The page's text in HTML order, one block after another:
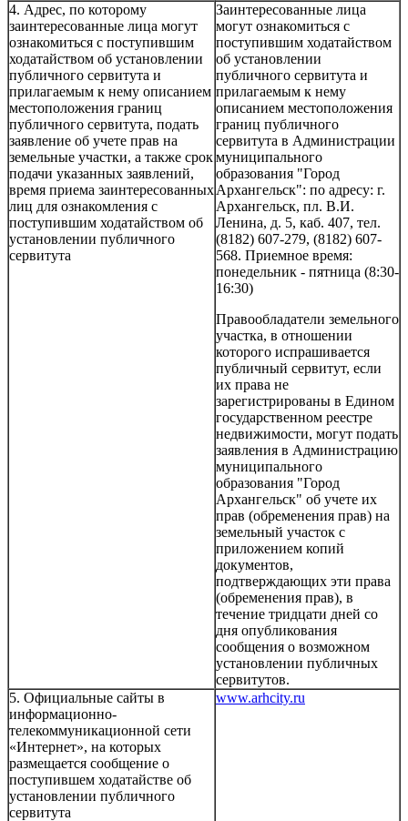
4. Адрес, по которому
заинтересованные лица могут
ознакомиться с поступившим
ходатайством об установлении
публичного сервитута и
прилагаемым к нему описанием
местоположения границ
публичного сервитута, подать
заявление об учете прав на
земельные участки, а также срок
подачи указанных заявлений,
время приема заинтересованных
лиц для ознакомления с
поступившим ходатайством об
установлении публичного
сервитута
Заинтересованные лица
могут ознакомиться с
поступившим ходатайством
об установлении
публичного сервитута и
прилагаемым к нему
описанием местоположения
границ публичного
сервитута в Администрации
муниципального
образования "Город
Архангельск": по адресу: г.
Архангельск, пл. В.И.
Ленина, д. 5, каб. 407, тел.
(8182) 607-279, (8182) 607-
568. Приемное время:
понедельник - пятница (8:30-
16:30)
Правообладатели земельного
участка, в отношении
которого испрашивается
публичный сервитут, если
их права не
зарегистрированы в Едином
государственном реестре
недвижимости, могут подать
заявления в Администрацию
муниципального
образования "Город
Архангельск" об учете их
прав (обременения прав) на
земельный участок с
приложением копий
документов,
подтверждающих эти права
(обременения прав), в
течение тридцати дней со
дня опубликования
сообщения о возможном
установлении публичных
сервитутов.
5. Официальные сайты в
информационно-
телекоммуникационной сети
«Интернет», на которых
размещается сообщение о
поступившем ходатайстве об
установлении публичного
сервитута
www.arhcity.ru